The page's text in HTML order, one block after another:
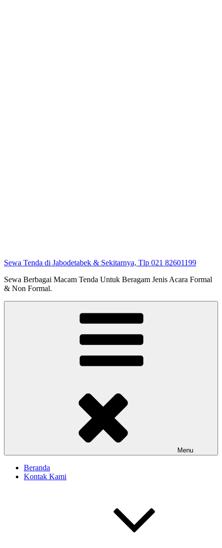
Sewa Tenda di Jabodetabek & Sekitarnya, Tlp 021 82601199
Sewa Berbagai Macam Tenda Untuk Beragam Jenis Acara Formal
& Non Formal.
Menu
Beranda
Kontak Kami